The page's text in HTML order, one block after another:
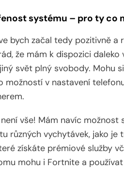
systému – pro ty co
bych začal tedy pozitivně
že mám k dispozici
svět plný svobody. Mohu
možností v nastavení
není vše! Mám navíc
různých vychytávek, jako je
získáte prémiové služby
mohu i Fortnite a